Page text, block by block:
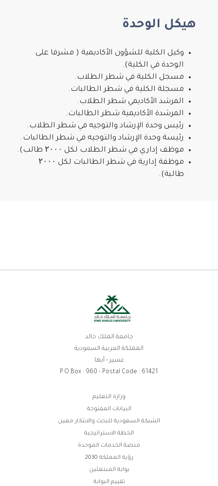
هيكل الوحدة
وكيل الكلية للشؤون الأكاديمية ( مشرفا على
الوحدة في الكلية).
مسجل الكلية في شطر الطلاب.
مسجلة الكلية في شطر الطالبات.
المرشد الأكاديمي شطر الطلاب.
المرشدة الأكاديمية شطر الطالبات.
رئيس وحدة الإرشاد والتوجيه في شطر الطلاب.
رئيسة وحدة الإرشاد والتوجيه في شطر الطالبات.
موظف إداري في شطر الطلاب لكل ۲۰۰۰ طالب).
موظفة إدارية في شطر الطالبات لكل ۲۰۰۰
طالبة).
جامعة الملك خالد
المملكة العربية السعودية
عسير - أبها
P.O.Box : 960 - Postal Code : 61421
وزارة التعليم
البيانات المفتوحة
الشبكة السعودية للبحث والابتكار معين
الخطة الاستراتيجية
منصة الخدمات الموحدة
رؤية المملكة 2030
بوابة المبتعثين
تقييم البوابة